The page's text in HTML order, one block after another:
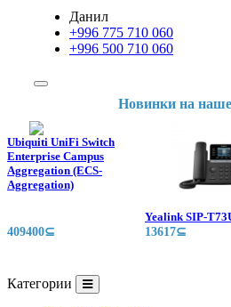
Данил
+996 775 710 060
+996 500 710 060
Новинки на
Ubiquiti UniFi Switch
Enterprise Campus
Aggregation (ECS-
Aggregation)
409400⊆
Yealink SIP-
13617⊆
Категории